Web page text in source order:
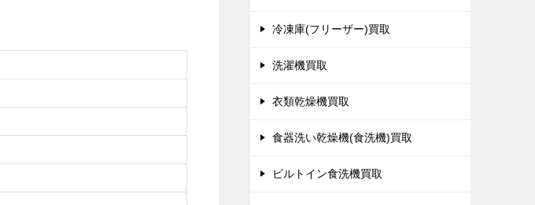
冷凍庫(フリーザー)買取
洗濯機買取
衣類乾燥機買取
食器洗い乾燥機(食洗機)買取
ビルトイン食洗機買取